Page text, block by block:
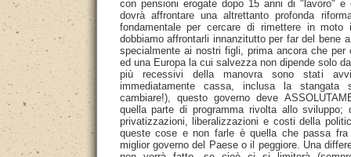
con pensioni erogate dopo 15 anni di "lavoro"
dovrà affrontare una altrettanto profonda
fondamentale per cercare di rimettere in
dobbiamo affrontarli innanzitutto per far del bene
specialmente ai nostri figli, prima ancora che per
ed una Europa la cui salvezza non dipende solo
più recessivi della manovra sono stati
immediatamente cassa, inclusa la stangata
cambiare!), questo governo deve
quella parte di programma rivolta allo sviluppo;
privatizzazioni, liberalizzazioni e costi della
queste cose e non farle è quella che passa
miglior governo del Paese o il peggiore. Una